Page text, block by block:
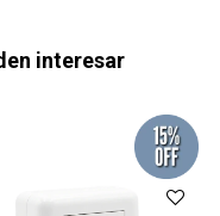
interesar